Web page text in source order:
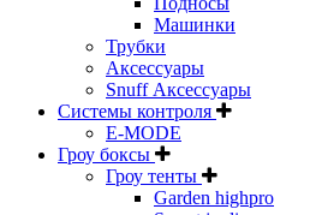
Машинки
Трубки
Аксессуары
Snuff Аксессуары
Системы контроля
E-MODE
Гроу боксы
Гроу тенты
Garden highpro